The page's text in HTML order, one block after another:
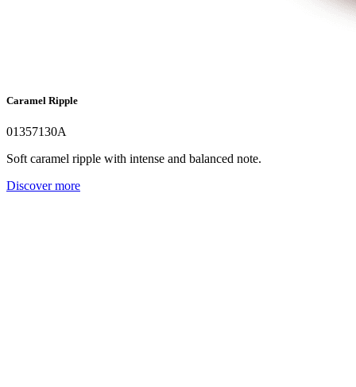
Caramel Ripple
01357130A
Soft caramel ripple with intense and balanced note.
Discover more